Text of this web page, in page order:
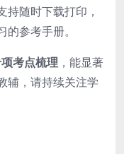
持随时下载打印，
参考手册。
考点梳理 ，能显著
辅，请持续关注学